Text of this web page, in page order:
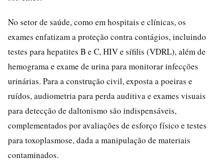
No setor de saúde, como em hospitais e clínicas, os
exames enfatizam a proteção contra contágios, incluindo
testes para hepatites B e C, HIV e sífilis (VDRL), além de
hemograma e exame de urina para monitorar infecções
urinárias. Para a construção civil, exposta a poeiras e
ruídos, audiometria para perda auditiva e exames visuais
para detecção de daltonismo são indispensáveis,
complementados por avaliações de esforço físico e testes
para toxoplasmose, dada a manipulação de materiais
contaminados.